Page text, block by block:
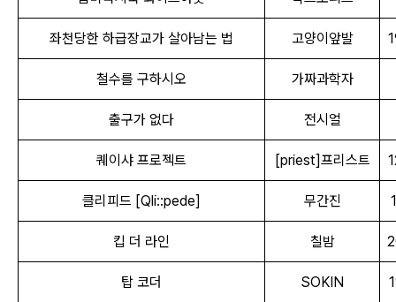
좌천당한 하급장교가 살아남는 법 고양이앞발
철수를 구하시오 가짜과학자
출구가 없다 전시얼
퀘이샤 프로젝트 [priest]프리스트
클리피드 [Qli::pede] 무간진
킵 더 라인 칠밤
탑 코더 SOKIN